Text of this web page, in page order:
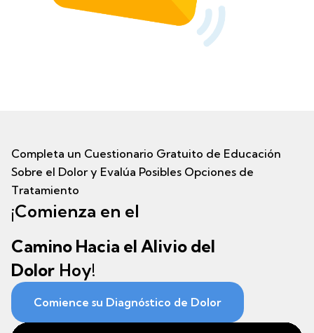
Completa un Cuestionario Gratuito de Educación
Sobre el Dolor y Evalúa Posibles Opciones de
Tratamiento
¡Comienza en el
Camino Hacia el Alivio del
Dolor Hoy!
Comience su Diagnóstico de Dolor